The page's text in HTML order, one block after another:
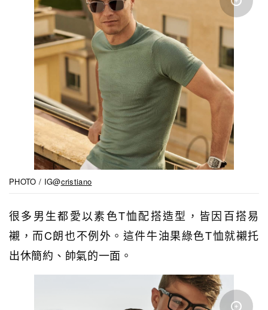
PHOTO / IG@cristiano
很多男生都愛以素色T恤配搭造型，皆因百搭易
襯，而C朗也不例外。這件牛油果綠色T恤就襯托
出休簡約、帥氣的一面。